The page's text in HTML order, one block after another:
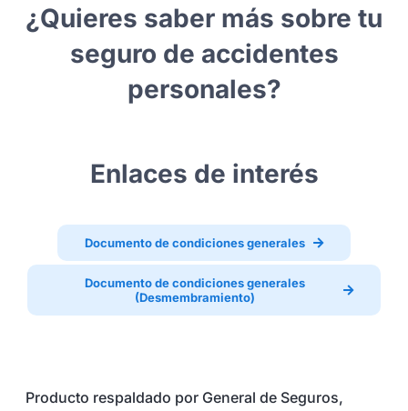
¿Quieres saber más sobre tu
seguro de accidentes
personales?
Enlaces de interés
Documento de condiciones generales
Documento de condiciones generales
(Desmembramiento)
Producto respaldado por General de Seguros,